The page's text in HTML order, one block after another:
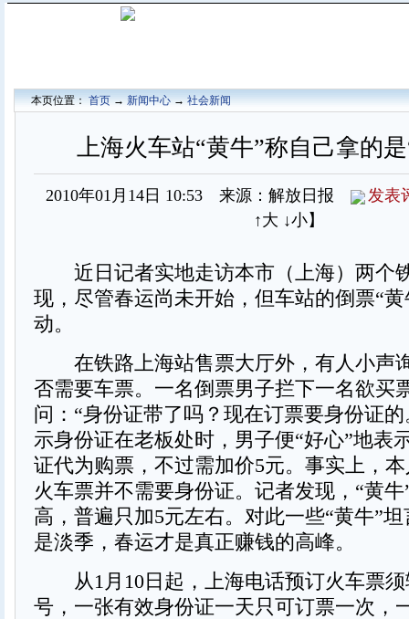
本页位置：首页→新闻中心→社会新闻
上海火车站“黄牛”称自己拿的
2010年01月14日 10:53 来源：解放日报
发表
↑大 ↓小】
近日记者实地走访本市（上海）两个
现，尽管春运尚未开始，但车站的倒票“
动。
在铁路上海站售票大厅外，有人小声
否需要车票。一名倒票男子拦下一名欲买
问：“身份证带了吗？现在订票要身份证
示身份证在老板处时，男子便“好心”地表
证代为购票，不过需加价5元。事实上，
火车票并不需要身份证。记者发现，“黄
高，普遍只加5元左右。对此一些“黄牛”
是淡季，春运才是真正赚钱的高峰。
从1月10日起，上海电话预订火车票须
号，一张有效身份证一天只可订票一次，